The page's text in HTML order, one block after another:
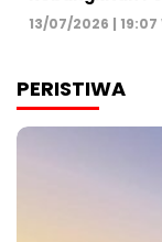
13/07/2026 | 19:07
PERISTIWA